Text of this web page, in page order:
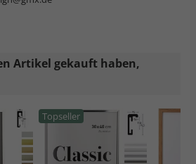
Artikel gekauft haben,
Topseller